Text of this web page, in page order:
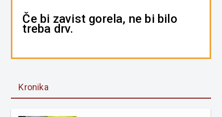
Če bi zavist gorela, ne bi bilo
treba drv.
Kronika